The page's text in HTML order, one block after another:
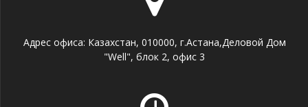
Адрес офиса: Казахстан, 010000, г.Астана,Деловой Дом
"Well", блок 2, офис 3